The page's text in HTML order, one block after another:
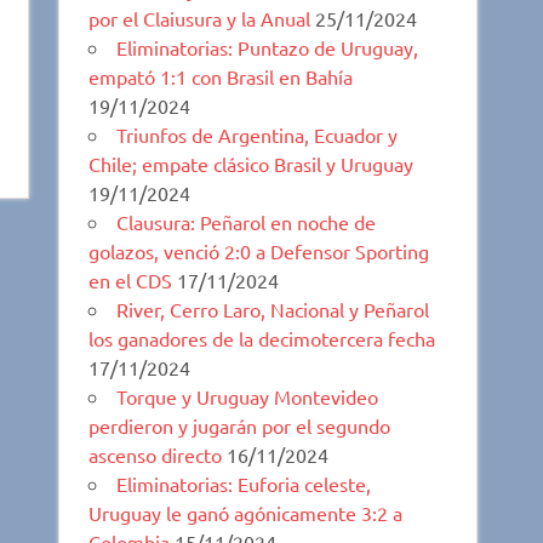
por el Claiusura y la Anual 25/11/2024
Eliminatorias: Puntazo de Uruguay,
empató 1:1 con Brasil en Bahía
19/11/2024
Triunfos de Argentina, Ecuador y
Chile; empate clásico Brasil y Uruguay
19/11/2024
Clausura: Peñarol en noche de
golazos, venció 2:0 a Defensor Sporting
en el CDS 17/11/2024
River, Cerro Laro, Nacional y Peñarol
los ganadores de la decimotercera fecha
17/11/2024
Torque y Uruguay Montevideo
perdieron y jugarán por el segundo
ascenso directo 16/11/2024
Eliminatorias: Euforia celeste,
Uruguay le ganó agónicamente 3:2 a